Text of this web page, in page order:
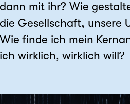
dann mit ihr? Wie
die Gesellschaft, unsere
Wie finde ich mein
ich wirklich, wirklich will?